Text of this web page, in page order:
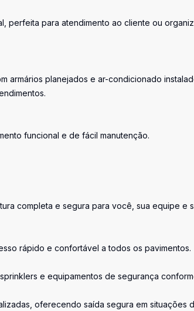
perfeita para atendimento ao cliente ou
armários planejados e ar-condicionado
funcional e de fácil manutenção.
completa e segura para você, sua equipe e
rápido e confortável a todos os pavimentos.
e equipamentos de segurança
oferecendo saída segura em situações